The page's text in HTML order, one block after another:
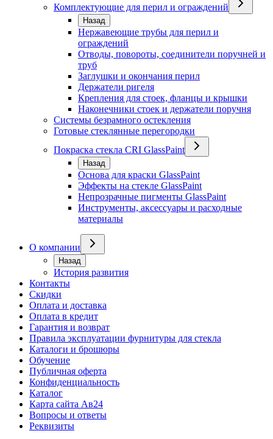
Комплектующие для перил и ограждений
Назад
Нержавеющие трубы для перил и
ограждений
Отводы, повороты, соединители поручней и
труб
Заглушки и окончания перил
Держатели ригеля
Крепления для стоек, фланцы и крышки
Наконечники стоек и держатели поручня
Системы безрамного остекления
Готовые стеклянные перегородки
Покраска стекла CRI GlassPaint
Назад
Основа для краски GlassPaint
Эффекты на стекле GlassPaint
Непрозрачные пигменты GlassPaint
Инструменты, аксессуары и расходные
материалы
О компании
Назад
История развития
Контакты
Скидки
Оплата и доставка
Оплата в кредит
Гарантия и возврат
Правила эксплуатации фурнитуры для стекла
Каталоги и брошюры
Обучение
Публичная оферта
Конфиденциальность
Каталог
Карта сайта Ав24
Вопросы и ответы
Реквизиты